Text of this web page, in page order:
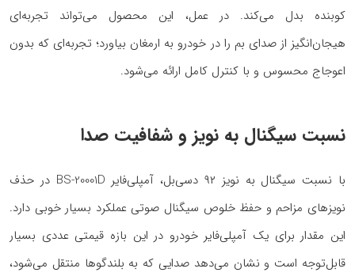
کوبنده بدل می‌کند. در عمل، این محصول می‌تواند تجربه‌ای
هیجان‌انگیز از صدای بم را در خودرو به ارمغان بیاورد؛ تجربه‌ای که بدون
اعوجاج محسوس و با کنترل کامل ارائه می‌شود.
نسبت سیگنال به نویز و شفافیت صدا
با نسبت سیگنال به نویز ۹۲ دسی‌بل، آمپلی‌فایر BS-20001D در حذف
نویزهای مزاحم و حفظ خلوص سیگنال صوتی عملکرد بسیار خوبی دارد.
این مقدار برای یک آمپلی‌فایر خودرو در این بازه قیمتی عددی بسیار
قابل‌توجه است و نشان می‌دهد صدایی که به بلندگوها منتقل می‌شود،